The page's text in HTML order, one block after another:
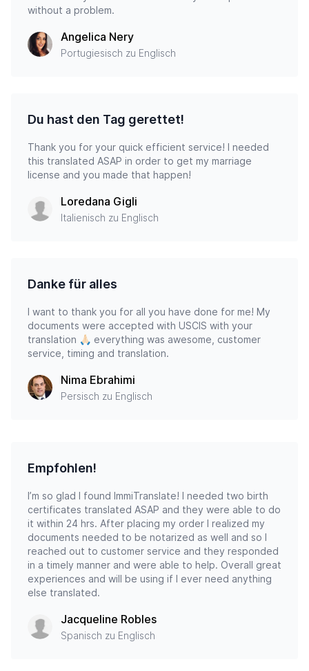
without a problem.
Angelica Nery
Portugiesisch zu Englisch
Du hast den Tag gerettet!
Thank you for your quick efficient service! I needed
this translated ASAP in order to get my marriage
license and you made that happen!
Loredana Gigli
Italienisch zu Englisch
Danke für alles
I want to thank you for all you have done for me! My
documents were accepted with USCIS with your
translation 🙏🏻 everything was awesome, customer
service, timing and translation.
Nima Ebrahimi
Persisch zu Englisch
Empfohlen!
I’m so glad I found ImmiTranslate! I needed two birth
certificates translated ASAP and they were able to do
it within 24 hrs. After placing my order I realized my
documents needed to be notarized as well and so I
reached out to customer service and they responded
in a timely manner and were able to help. Overall great
experiences and will be using if I ever need anything
else translated.
Jacqueline Robles
Spanisch zu Englisch